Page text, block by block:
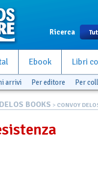
Ricerca
Ebook Libri
arrivi Per editore Per
BOOKS > CONVOY